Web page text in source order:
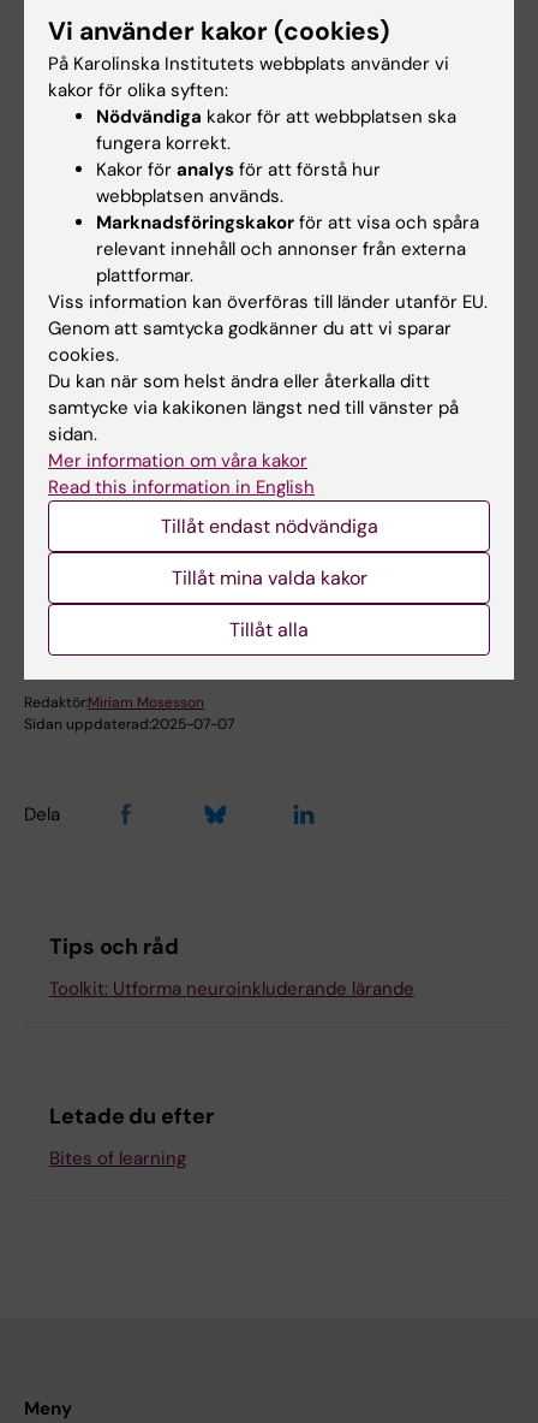
Professor Sven Bölte. Foto: Ulf
Sirborn
Sven Bölte
Sven Bölte är sedan
2010 professor i
barn- och
ungdomspsykiatrisk
vetenskap vid KI.
Han är också chef
för Centrum för
neuropsykiatriska funktionsnedsättningar vid KI
(KIND) och chef för neuropsykiatridivisionen vid
institutionen för kvinnors och barns hälsa. På den
kliniska sidan arbetar han som överläkare i klinisk
psykologi och specialist i neuropsykologi vid
Barn- och ungdomspsykiatrin Stockholm.
Hade du nytta av informationen på denna sida?
Redaktör:Miriam Mosesson
Sidan uppdaterad:2025-07-07
Dela
Tips och råd
Toolkit: Utforma neuroinkluderande lärande
Letade du efter
Bites of learning
Meny
Vi använder kakor (cookies)
På Karolinska Institutets webbplats använder vi
kakor för olika syften:
Nödvändiga kakor för att webbplatsen ska
fungera korrekt.
Kakor för analys för att förstå hur
webbplatsen används.
Marknadsföringskakor för att visa och spåra
relevant innehåll och annonser från externa
plattformar.
Viss information kan överföras till länder utanför EU.
Genom att samtycka godkänner du att vi sparar
cookies.
Du kan när som helst ändra eller återkalla ditt
samtycke via kakikonen längst ned till vänster på
sidan.
Mer information om våra kakor
Read this information in English
Tillåt endast nödvändiga
Tillåt mina valda kakor
Tillåt alla